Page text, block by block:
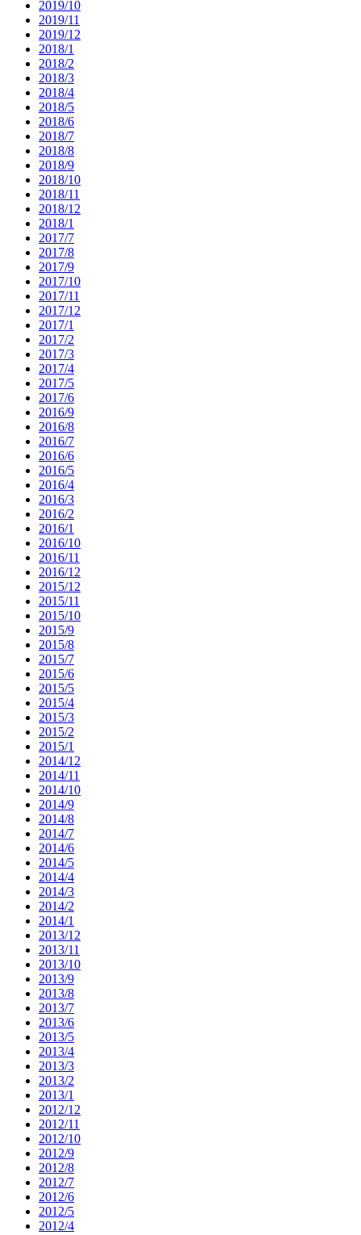
2019/10
2019/11
2019/12
2018/1
2018/2
2018/3
2018/4
2018/5
2018/6
2018/7
2018/8
2018/9
2018/10
2018/11
2018/12
2018/1
2017/7
2017/8
2017/9
2017/10
2017/11
2017/12
2017/1
2017/2
2017/3
2017/4
2017/5
2017/6
2016/9
2016/8
2016/7
2016/6
2016/5
2016/4
2016/3
2016/2
2016/1
2016/10
2016/11
2016/12
2015/12
2015/11
2015/10
2015/9
2015/8
2015/7
2015/6
2015/5
2015/4
2015/3
2015/2
2015/1
2014/12
2014/11
2014/10
2014/9
2014/8
2014/7
2014/6
2014/5
2014/4
2014/3
2014/2
2014/1
2013/12
2013/11
2013/10
2013/9
2013/8
2013/7
2013/6
2013/5
2013/4
2013/3
2013/2
2013/1
2012/12
2012/11
2012/10
2012/9
2012/8
2012/7
2012/6
2012/5
2012/4